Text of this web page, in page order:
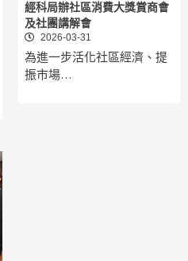
經科局辦社區消費大獎賞商會
及社團講解會
2026-03-31
為進一步活化社區經濟、提
振市場…